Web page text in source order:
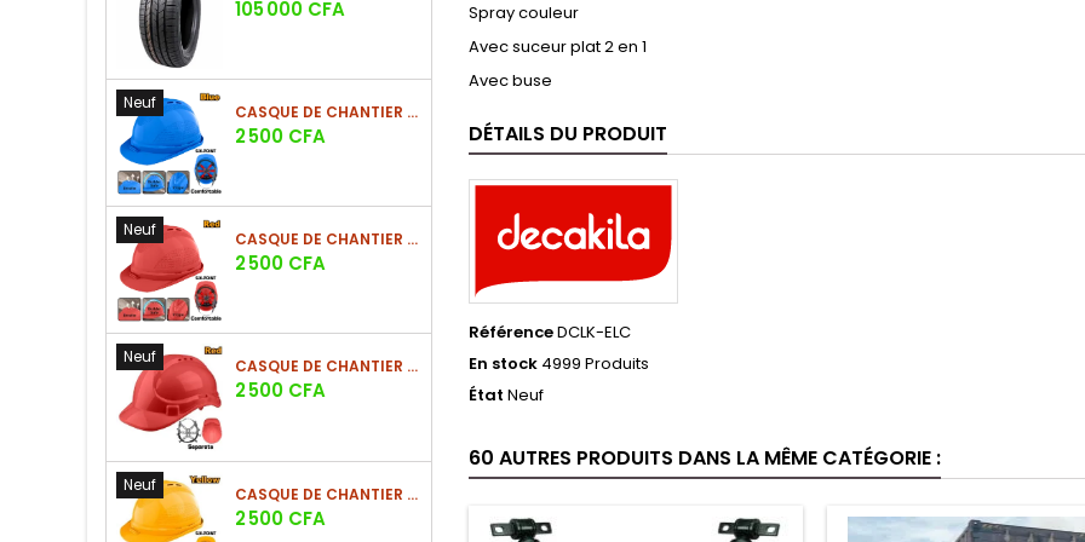
Prix
105 000 CFA
Neuf CASQUE DE CHANTIER BLEU EN PE 380G
Prix
2 500 CFA
Neuf CASQUE DE CHANTIER ROUGE EN PE 380G
Prix
2 500 CFA
Neuf CASQUE DE CHANTIER ROUGE EN PE 330G - NOUVEAU MODÈLE
Prix
2 500 CFA
Neuf CASQUE DE CHANTIER JAUNE EN PE 380G - SUSPENSION 6 POINTS
Prix
2 500 CFA
Spray couleur
Avec suceur plat 2 en 1
Avec buse
DÉTAILS DU PRODUIT
RéférenceDCLK-ELC
En stock 4999 Produits
État Neuf
60 AUTRES PRODUITS DANS LA MÊME CATÉGORIE :